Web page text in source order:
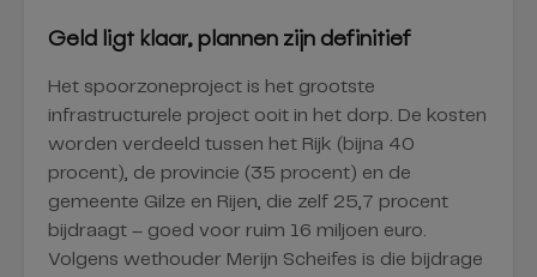
Geld ligt klaar, plannen zijn definitief
Het spoorzoneproject is het grootste
infrastructurele project ooit in het dorp. De kosten
worden verdeeld tussen het Rijk (bijna 40
procent), de provincie (35 procent) en de
gemeente Gilze en Rijen, die zelf 25,7 procent
bijdraagt – goed voor ruim 16 miljoen euro.
Volgens wethouder Merijn Scheifes is die bijdrage